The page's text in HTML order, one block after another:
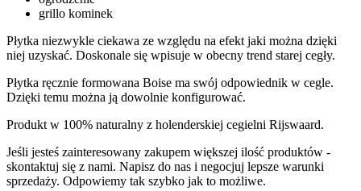
grillo kominek
Płytka niezwykle ciekawa ze względu na efekt jaki można dzięki
niej uzyskać. Doskonale się wpisuje w obecny trend starej cegły.
Płytka ręcznie formowana Boise ma swój odpowiednik w cegle.
Dzięki temu można ją dowolnie konfigurować.
Produkt w 100% naturalny z holenderskiej cegielni Rijswaard.
Jeśli jesteś zainteresowany zakupem większej ilość produktów -
skontaktuj się z nami. Napisz do nas i negocjuj lepsze warunki
sprzedaży. Odpowiemy tak szybko jak to możliwe.